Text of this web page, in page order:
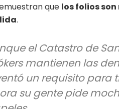
que los folios
.
el Catastro de
mantienen las
un requisito para
su gente pide